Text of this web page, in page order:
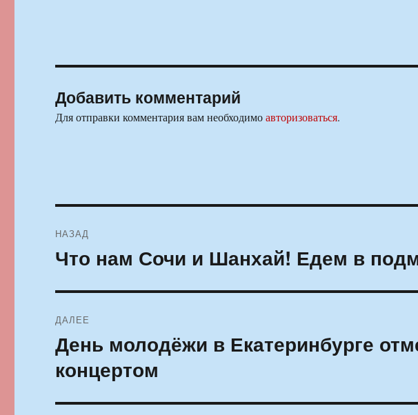
Добавить комментарий
Для отправки комментария вам необходимоавторизоваться.
по
НАЗАД
Предыдущая
Что нам Сочи и Шанхай! Едем в
ДАЛЕЕ
Следующая
запись:
День молодёжи в Екатеринбурге
концертом